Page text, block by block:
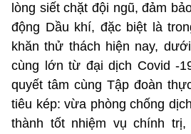
lòng siết chặt đội ngũ, đảm
động Dầu khí, đặc biệt là
khăn thử thách hiện nay,
cùng lớn từ đại dịch Covid -
quyết tâm cùng Tập đoàn
tiêu kép: vừa phòng chống
thành tốt nhiệm vụ chính